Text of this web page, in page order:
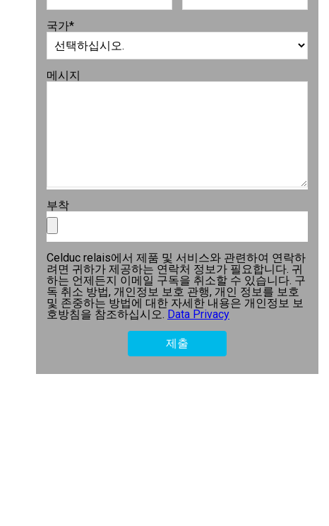
국가*
메시지
부착
Celduc relais에서 제품 및 서비스와 관련하여 연락하
려면 귀하가 제공하는 연락처 정보가 필요합니다. 귀
하는 언제든지 이메일 구독을 취소할 수 있습니다. 구
독 취소 방법, 개인정보 보호 관행, 개인 정보를 보호
및 존중하는 방법에 대한 자세한 내용은 개인정보 보
호방침을 참조하십시오. Data Privacy